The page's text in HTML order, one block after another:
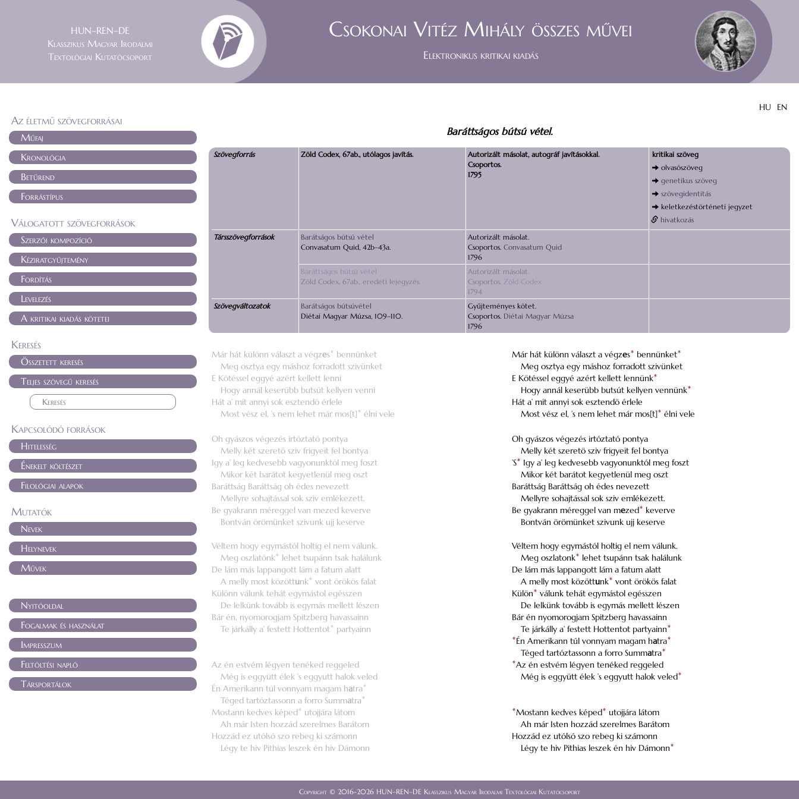
HUN–REN–DE
Klasszikus Magyar Irodalmi
Textológiai Kutatócsoport
Csokonai Vitéz Mihály összes művei
Elektronikus kritikai kiadás
HU EN
Az életmű szövegforrásai
Műfaj
Kronológia
Betűrend
Forrástípus
Válogatott szövegforrások
Szerzői kompozíció
Kéziratgyűjtemény
Fordítás
Levelezés
A kritikai kiadás kötetei
Keresés
Összetett keresés
Teljes szövegű keresés
Kapcsolódó források
Hitelesség
Énekelt költészet
Filológiai alapok
Mutatók
Nevek
Helynevek
Művek
Nyitóoldal
Fogalmak és használat
Impresszum
Feltöltési napló
Társportálok
Baráttságos bútsú vétel.
Szövegforrás Zöld Codex, 67ab., utólagos javítás.
Autorizált másolat, autográf javításokkal.
Csoportos.
1795
kritikai szöveg
olvasószöveg
genetikus szöveg
szövegidentitás
keletkezéstörténeti jegyzet
hivatkozás
Társszövegforrások
Barátságos bútsú vétel
Convasatum Quid, 42b–43a.
Autorizált másolat.
Csoportos. Convasatum Quid
1796
Baráttságos bútsú vétel
Zöld Codex, 67ab., eredeti lejegyzés.
Autorizált másolat.
Csoportos. Zöld Codex
1794
Szövegváltozatok
Barátságos bútsúvétel
Diétai Magyar Múzsa, 109–110.
Gyűjteményes kötet.
Csoportos. Diétai Magyar Múzsa
1796
Már hát különn választ a végzes* bennünket
Meg osztya egy máshoz forradott szivünket
E Kötéssel eggyé azért kellett lenni
Hogy annál keserübb butsút kellyen venni
Hát a’ mit annyi sok esztendö érlele
Most vész el, ’s nem lehet már mos[t]* élni vele
Oh gyászos végezés irtóztató pontya
Melly két szeretö sziv frigyeit fel bontya
Igy a’ leg kedvesebb vagyonunktól meg foszt
Mikor két barátot kegyetlenül meg oszt
Baráttság Baráttság oh édes nevezett
Mellyre sohajtással sok sziv emlékezett.
Be gyakrann méreggel van mezed keverve
Bontván örömünket szivunk ujj keserve
Véltem hogy egymástól holtig el nem válunk.
Meg oszlatónk* lehet tsupánn tsak halálunk
De lám más lappangott lám a fatum alatt
A melly most közöttunk* vont örökös falat
Különn válunk tehát egymástol egésszen
De lelkünk tovább is egymás mellett lészen
Bár én, nyomorogjam Spitzberg havassainn
Te járkálly a’ festett Hottentot* partyainn
Az én estvém légyen tenéked reggeled
Még is eggyütt élek ’s eggyutt halok veled
Én Amerikann túl vonnyam magam hatra*
Téged tartóztassonn a forro Summatra*
Mostann kedves képed* utojjára látom
Ah már Isten hozzád szerelmes Barátom
Hozzád ez utólsó szo rebeg ki számonn
Légy te hiv Pithias leszek én hiv Dámonn
Már hát különn választ a végzes* bennünket*
Meg osztya egy máshoz forradott szivünket
E Kötéssel eggyé azért kellett lennünk*
Hogy annál keserübb butsút kellyen vennünk*
Hát a’ mit annyi sok esztendö érlele
Most vész el, ’s nem lehet már mos[t]* élni vele
Oh gyászos végezés irtóztató pontya
Melly két szeretö sziv frigyeit fel bontya
’S* Igy a’ leg kedvesebb vagyonunktól meg foszt
Mikor két barátot kegyetlenül meg oszt
Baráttság Baráttság oh édes nevezett
Mellyre sohajtással sok sziv emlékezett.
Be gyakrann méreggel van mezed* keverve
Bontván örömünket szivunk ujj keserve
Véltem hogy egymástól holtig el nem válunk.
Meg oszlatonk* lehet tsupánn tsak halálunk
De lám más lappangott lám a fatum alatt
A melly most közöttunk* vont örökös falat
Külön* válunk tehát egymástol egésszen
De lelkünk tovább is egymás mellett lészen
Bár én nyomorogjam Spitzberg havassainn
Te járkálly a’ festett Hottentot partyainn*
*Én Amerikann túl vonnyam magam hatra*
Téged tartóztassonn a forro Summatra*
*Az én estvém légyen tenéked reggeled
Még is eggyütt élek ’s eggyutt halok veled*
*Mostann kedves képed* utojjára látom
Ah már Isten hozzád szerelmes Barátom
Hozzád ez utólsó szo rebeg ki számonn
Légy te hiv Pithias leszek én hiv Dámonn*
Copyright © 2016-2026 HUN–REN–DE Klasszikus Magyar Irodalmi Textológiai Kutatócsoport